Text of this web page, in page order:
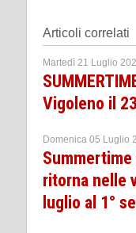
Articoli correlati
Martedì 21 Luglio
Vigoleno il
Domenica 05 Luglio
ritorna nelle
luglio al 1°